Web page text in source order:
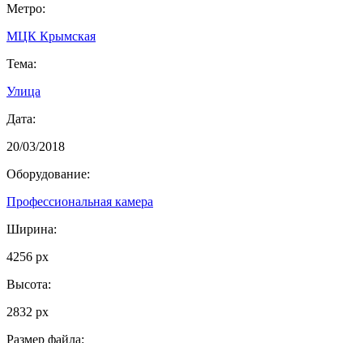
Метро:
МЦК Крымская
Тема:
Улица
Дата:
20/03/2018
Оборудование:
Профессиональная камера
Ширина:
4256 px
Высота:
2832 px
Размер файла: